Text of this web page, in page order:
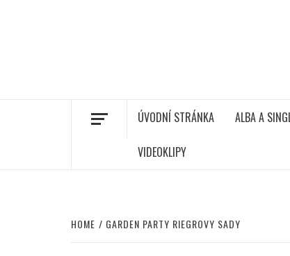
ÚVODNÍ STRÁNKA ALBA A
VIDEOKLIPY
HOME GARDEN PARTY RIEGROVY SADY